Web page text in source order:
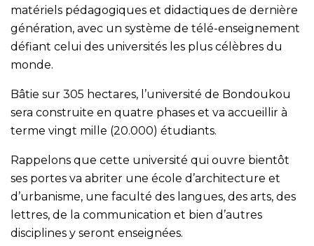
matériels pédagogiques et didactiques de dernière
génération, avec un système de télé-enseignement
défiant celui des universités les plus célèbres du
monde.
Bâtie sur 305 hectares, l’université de Bondoukou
sera construite en quatre phases et va accueillir à
terme vingt mille (20.000) étudiants.
Rappelons que cette université qui ouvre bientôt
ses portes va abriter une école d’architecture et
d’urbanisme, une faculté des langues, des arts, des
lettres, de la communication et bien d’autres
disciplines y seront enseignées.